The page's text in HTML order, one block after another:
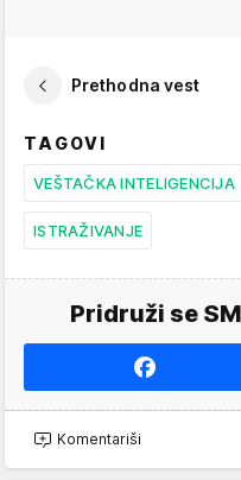
Prethodna vest
TAGOVI
VEŠTAČKA INTELIGENCIJA
ISTRAŽIVANJE
Pridruži se
Komentariši